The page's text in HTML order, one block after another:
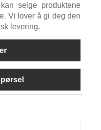
selge produktene
Vi lover å gi deg den
levering.